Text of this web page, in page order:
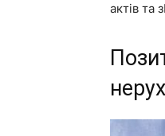
актів та